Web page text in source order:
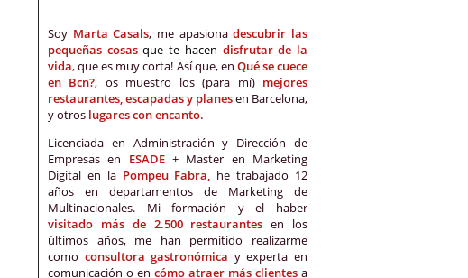
Soy Marta Casals, me apasionadescubrir las
pequeñas cosasque te hacen disfrutar de la
vida,que es muy corta! Así que, en Qué se cuece
en Bcn?, os muestro los (para mí) mejores
restaurantes, escapadas y planesen Barcelona,
y otros lugares con encanto.
Licenciada en Administración y Dirección de
Empresas en ESADE+ Master en Marketing
Digital en la Pompeu Fabra, he trabajado 12
años en departamentos de Marketing de
Multinacionales. Mi formación y el haber
visitado más de 2.500 restaurantes en los
últimos años, me han permitido realizarme
como consultora gastronómica y experta en
comunicación o en cómo atraer más clientes a